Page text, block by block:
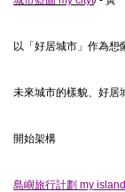
以「好居城市」作為想
未來城市的樣貌、好居
開始架構
島嶼旅行計劃 my island